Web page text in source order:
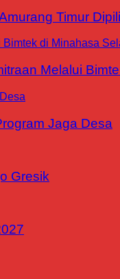
Timur
Melalui
Jaga Desa
Gresik